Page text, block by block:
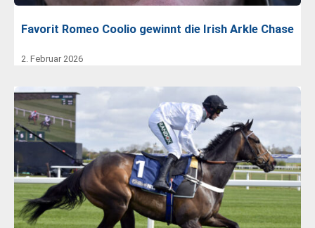
Favorit Romeo Coolio gewinnt die Irish Arkle Chase
2. Februar 2026